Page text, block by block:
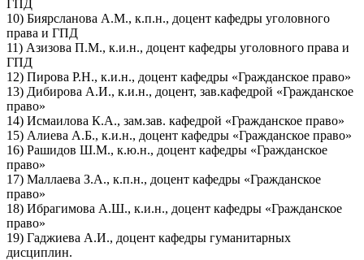
ГПД
10) Биярсланова А.М., к.п.н., доцент кафедры уголовного
права и ГПД
11) Азизова П.М., к.и.н., доцент кафедры уголовного права и
ГПД
12) Пирова Р.Н., к.и.н., доцент кафедры «Гражданское право»
13) Дибирова А.И., к.и.н., доцент, зав.кафедрой «Гражданское
право»
14) Исмаилова К.А., зам.зав. кафедрой «Гражданское право»
15) Алиева А.Б., к.и.н., доцент кафедры «Гражданское право»
16) Рашидов Ш.М., к.ю.н., доцент кафедры «Гражданское
право»
17) Маллаева З.А., к.п.н., доцент кафедры «Гражданское
право»
18) Ибрагимова А.Ш., к.и.н., доцент кафедры «Гражданское
право»
19) Гаджиева А.И., доцент кафедры гуманитарных
дисциплин.